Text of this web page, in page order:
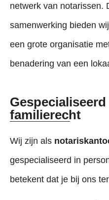
netwerk van notarissen.
samenwerking bieden
een grote organisatie
benadering van een
familierecht
Wij zijn als
gespecialiseerd in
betekent dat je bij ons